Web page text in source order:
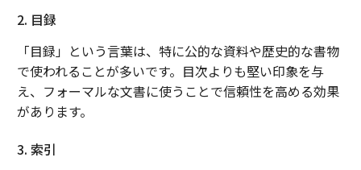
2. 目録
「目録」という言葉は、特に公的な資料や歴史的な書物
で使われることが多いです。目次よりも堅い印象を与
え、フォーマルな文書に使うことで信頼性を高める効果
があります。
3. 索引